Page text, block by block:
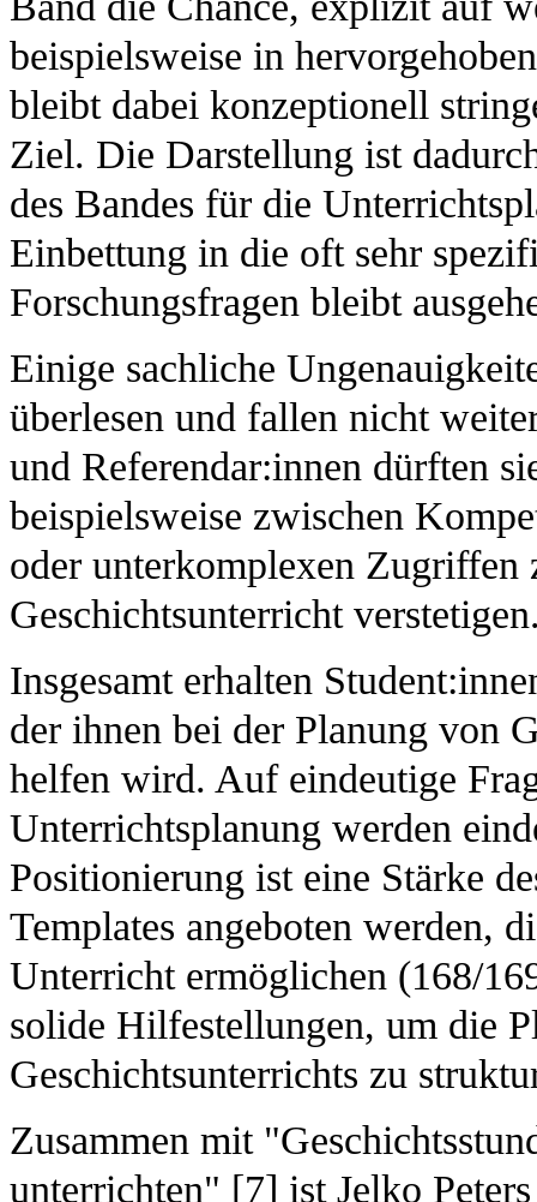
beispielsweise in
bleibt dabei konzeptionell
Ziel. Die Darstellung ist
des Bandes für die
Einbettung in die oft sehr
Forschungsfragen bleibt
Einige sachliche
überlesen und fallen nicht
und Referendar:innen dürften
beispielsweise zwischen
oder unterkomplexen
Geschichtsunterricht
Insgesamt erhalten
der ihnen bei der Planung von
helfen wird. Auf eindeutige
Unterrichtsplanung werden
Positionierung ist eine Stärke
Templates angeboten werden,
Unterricht ermöglichen (168/
solide Hilfestellungen, um die
Geschichtsunterrichts zu
Zusammen mit
unterrichten" [7] ist Jelko